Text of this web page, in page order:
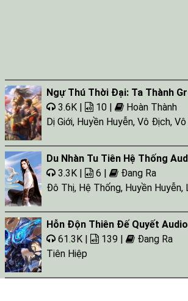
Ngự Thú Thời Đại: Ta Thành
3.6K |
10 |
Hoàn Thành
Dị Giới, Huyền Huyễn, Vô Địch,
Du Nhàn Tu Tiên Hệ Thống
3.3K |
6 |
Đang Ra
Đô Thị, Hệ Thống, Huyền Huyễn,
Hỗn Độn Thiên Đế Quyết Audio
61.3K |
139 |
Đang Ra
Tiên Hiệp